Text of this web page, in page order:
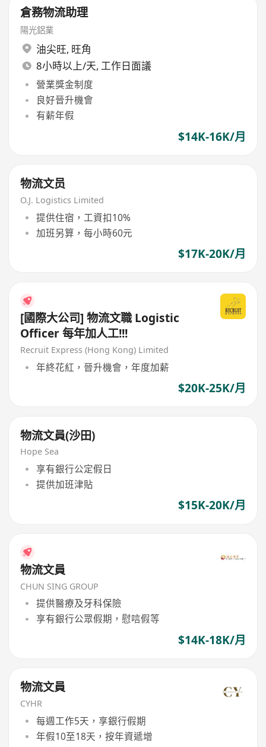
倉務物流助理
陽光鋁業
油尖旺, 旺角
8小時以上/天, 工作日面議
營業獎金制度
良好晉升機會
有薪年假
$14K-16K/月
物流文员
O.J. Logistics Limited
提供住宿，工資扣10%
加班另算，每小時60元
$17K-20K/月
[國際大公司] 物流文職 Logistic
Officer 每年加人工!!!
Recruit Express (Hong Kong) Limited
年終花紅，晉升機會，年度加薪
$20K-25K/月
物流文員(沙田)
Hope Sea
享有銀行公定假日
提供加班津貼
$15K-20K/月
物流文員
CHUN SING GROUP
提供醫療及牙科保險
享有銀行公眾假期，慰唁假等
$14K-18K/月
物流文員
CYHR
每週工作5天，享銀行假期
年假10至18天，按年資遞增